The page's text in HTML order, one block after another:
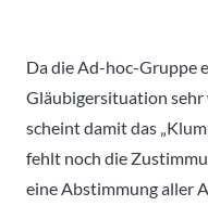
Da die Ad-hoc-Gruppe
Gläubigersituation
scheint damit das
fehlt noch die
eine Abstimmung aller